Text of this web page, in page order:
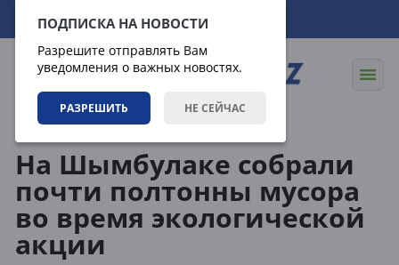
ПОДПИСКА НА НОВОСТИ
Разрешите отправлять Вам
уведомления о важных новостях.
РАЗРЕШИТЬ НЕ СЕЙЧАС
10.08.2026 10:24:53
На Шымбулаке собрали
почти полтонны мусора
во время экологической
акции